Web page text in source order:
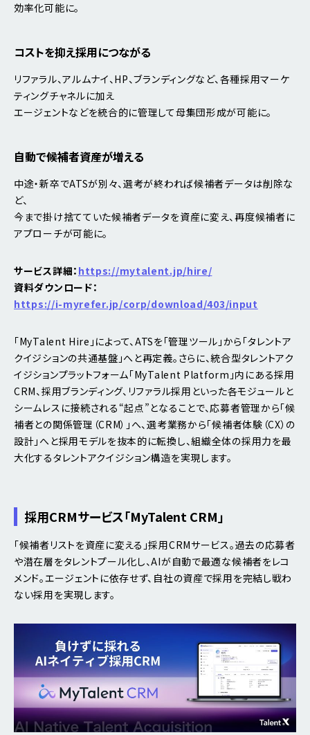
効率化可能に。
コストを抑え採用につながる
リファラル、アルムナイ、HP、ブランディングなど、各種採用マーケ
ティングチャネルに加え
エージェントなどを統合的に管理して母集団形成が可能に。
自動で候補者資産が増える
中途・新卒でATSが別々、選考が終われば候補者データは削除な
ど、
今まで掛け捨てていた候補者データを資産に変え、再度候補者に
アプローチが可能に。
サービス詳細： https://mytalent.jp/hire/
資料ダウンロード：
https://i-myrefer.jp/corp/download/403/input
「MyTalent Hire」によって、ATSを「管理ツール」から「タレントア
クイジションの共通基盤」へと再定義。さらに、統合型タレントアク
イジションプラットフォーム「MyTalent Platform」内にある採用
CRM、採用ブランディング、リファラル採用といった各モジュールと
シームレスに接続される“起点”となることで、応募者管理から「候
補者との関係管理（CRM）」へ、選考業務から「候補者体験（CX）の
設計」へと採用モデルを抜本的に転換し、組織全体の採用力を最
大化するタレントアクイジション構造を実現します。
採用CRMサービス「MyTalent CRM」
「候補者リストを資産に変える」採用CRMサービス。過去の応募者
や潜在層をタレントプール化し、AIが自動で最適な候補者をレコ
メンド。エージェントに依存せず、自社の資産で採用を完結し戦わ
ない採用を実現します。